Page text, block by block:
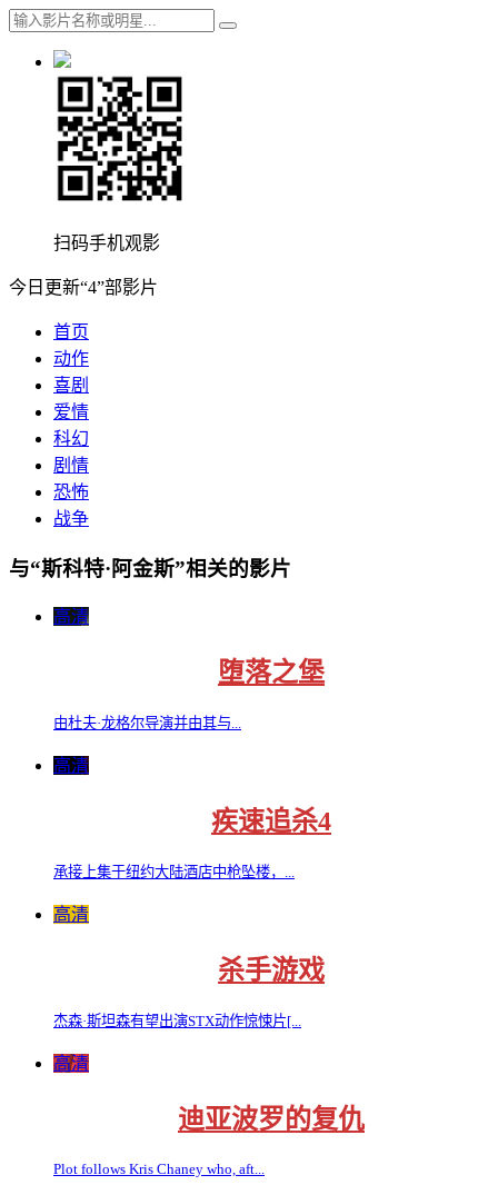
扫码手机观影
今日更新“4”部影片
首页
动作
喜剧
爱情
科幻
剧情
恐怖
战争
与“斯科特·阿金斯”相关的影片
高清
堕落之堡
由杜夫·龙格尔导演并由其与...
高清
疾速追杀4
承接上集于纽约大陆酒店中枪坠楼，...
高清
杀手游戏
杰森·斯坦森有望出演STX动作惊悚片[...
高清
迪亚波罗的复仇
Plot follows Kris Chaney who, aft...